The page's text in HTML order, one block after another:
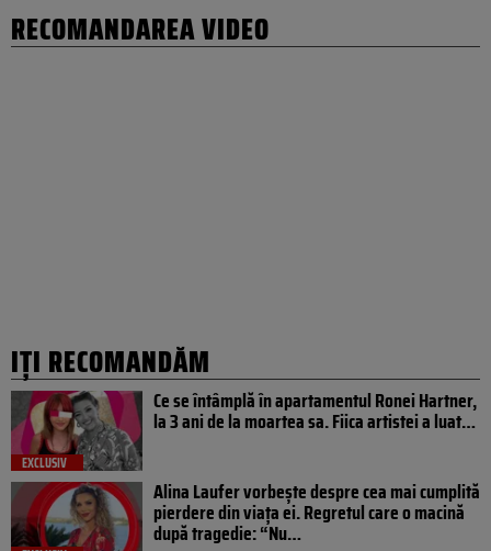
RECOMANDAREA VIDEO
IȚI RECOMANDĂM
EXCLUSIV
Ce se întâmplă în apartamentul Ronei Hartner,
la 3 ani de la moartea sa. Fiica artistei a luat…
Alina Laufer vorbește despre cea mai cumplită
pierdere din viața ei. Regretul care o macină
după tragedie: “Nu…